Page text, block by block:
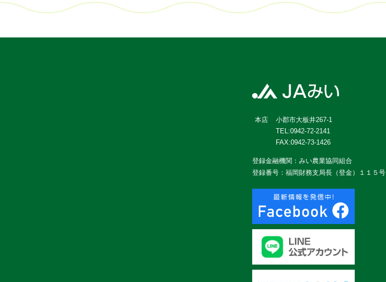
本店
小郡市大板井267-1
TEL:0942-72-2141
FAX:0942-73-1426
登録金融機関：みい農業協同組合
登録番号：福岡財務支局長（登金）１１５号